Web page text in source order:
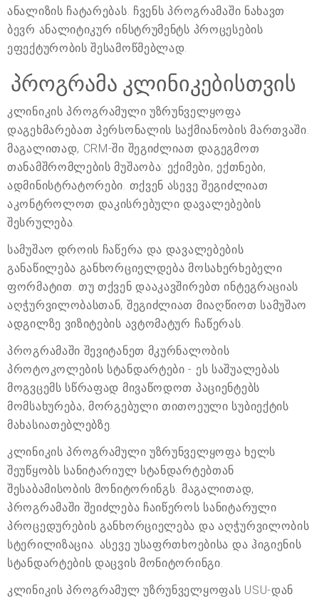
ანალიზის ჩატარებას. ჩვენს პროგრამაში ნახავთ
ბევრ ანალიტიკურ ინსტრუმენტს პროცესების
ეფექტურობის შესამოწმებლად.
პროგრამა კლინიკებისთვის
კლინიკის პროგრამული უზრუნველყოფა
დაგეხმარებათ პერსონალის საქმიანობის მართვაში.
მაგალითად, CRM-ში შეგიძლიათ დაგეგმოთ
თანამშრომლების მუშაობა: ექიმები, ექთნები,
ადმინისტრატორები. თქვენ ასევე შეგიძლიათ
აკონტროლოთ დაკისრებული დავალებების
შესრულება.
სამუშაო დროის ჩაწერა და დავალებების
განაწილება განხორციელდება მოსახერხებელი
ფორმატით. თუ თქვენ დააკავშირებთ ინტეგრაციას
აღჭურვილობასთან, შეგიძლიათ მიაღწიოთ სამუშაო
ადგილზე ვიზიტების ავტომატურ ჩაწერას.
პროგრამაში შევიტანეთ მკურნალობის
პროტოკოლების სტანდარტები - ეს საშუალებას
მოგვცემს სწრაფად მივაწოდოთ პაციენტებს
მომსახურება, მორგებული თითოეული სუბიექტის
მახასიათებლებზე.
კლინიკის პროგრამული უზრუნველყოფა ხელს
შეუწყობს სანიტარიულ სტანდარტებთან
შესაბამისობის მონიტორინგს. მაგალითად,
პროგრამაში შეიძლება ჩაიწეროს სანიტარული
პროცედურების განხორციელება და აღჭურვილობის
სტერილიზაცია. ასევე უსაფრთხოებისა და ჰიგიენის
სტანდარტების დაცვის მონიტორინგი.
კლინიკის პროგრამულ უზრუნველყოფას USU-დან